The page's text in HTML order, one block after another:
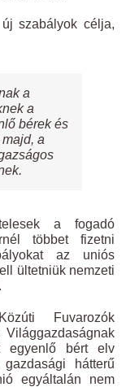
szabályok célja,
a
a
bérek és
a
a fogadó
többet fizetni
az uniós
ültetniük nemzeti
Fuvarozók
egyenlő bért elv
hátterű
egyáltalán nem